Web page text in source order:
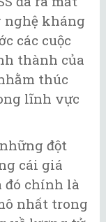
nghệ kháng
các cuộc
thành của
thúc
lĩnh vực
đột
cái giá
đó chính là
nhất trong